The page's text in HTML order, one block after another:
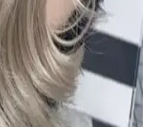
ve Popüler
parlak görünümleriyle
avantajlarıyla geniş